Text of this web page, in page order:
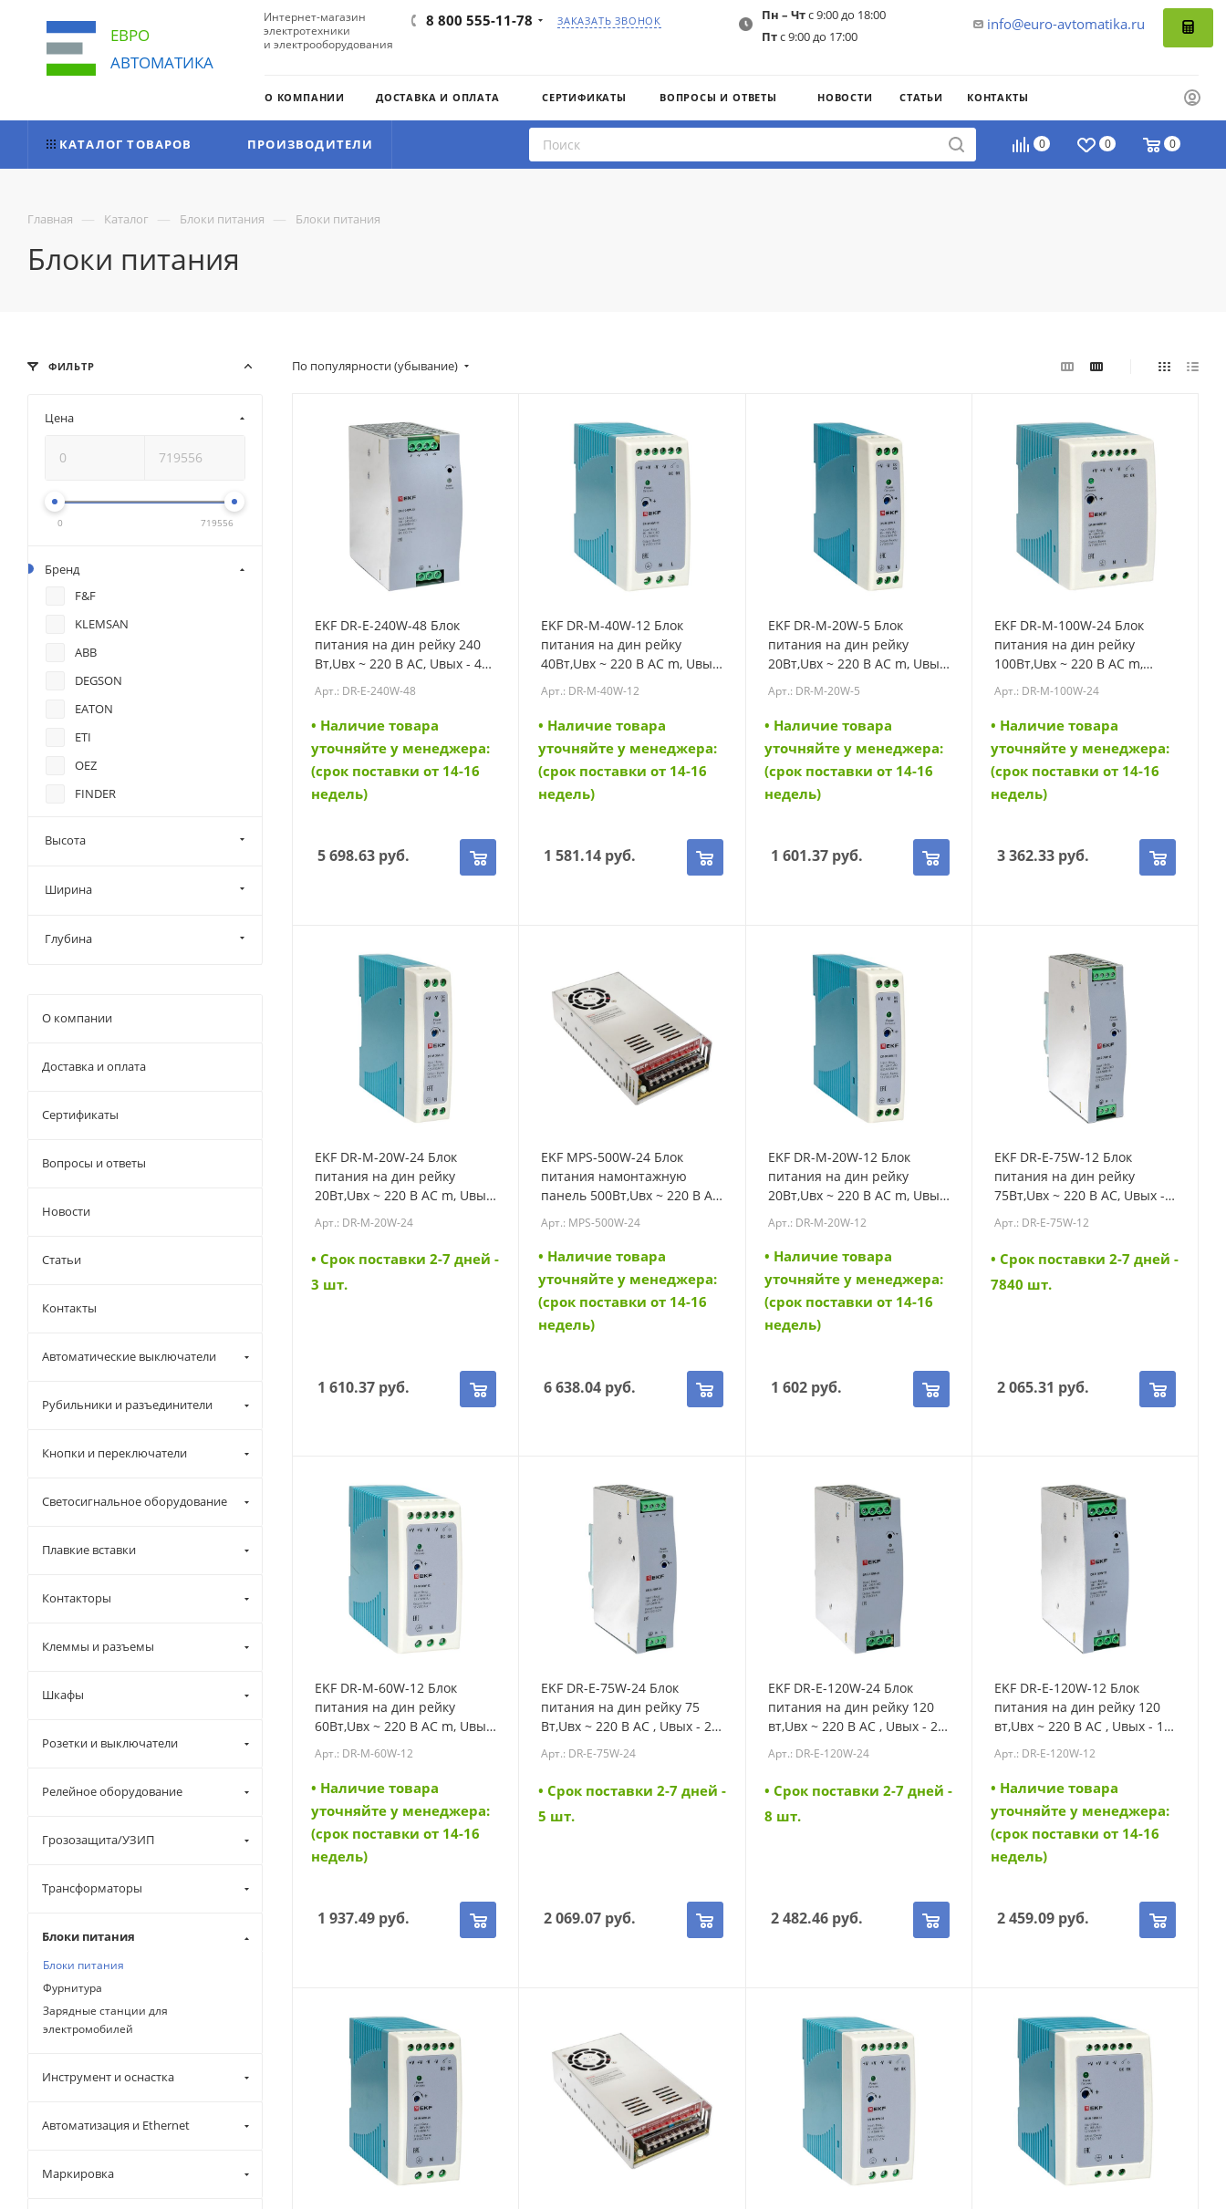
ЕВРО
АВТОМАТИКА
Интернет-магазин
электротехники
и электрооборудования
8 800 555-11-78 ЗАКАЗАТЬ ЗВОНОК info@euro-avtomatika.ru
Пн – Чтс 9:00 до 18:00
Птс 9:00 до 17:00
О КОМПАНИИ ДОСТАВКА И ОПЛАТА СЕРТИФИКАТЫ ВОПРОСЫ И ОТВЕТЫ НОВОСТИ СТАТЬИ КОНТАКТЫ
0 0 0
КАТАЛОГ ТОВАРОВ ПРОИЗВОДИТЕЛИ
Главная — Каталог — Блоки питания — Блоки питания
Блоки питания
По популярности (убывание)
EKF DR-E-240W-48 Блок
питания на дин рейку 240
Вт,Uвх ~ 220 В AC, Uвых - 48
В DC постоянного тока (DR-
E-240W-48)
Арт.: DR-E-240W-48
• Наличие товара
уточняйте у менеджера:
(срок поставки от 14-16
недель)
5 698.63 руб.
EKF DR-M-40W-12 Блок
питания на дин рейку
40Вт,Uвх ~ 220 В AC m, Uвых
- 12 В DC постоянного тока
(DR-M-40W-12)
Арт.: DR-M-40W-12
• Наличие товара
уточняйте у менеджера:
(срок поставки от 14-16
недель)
1 581.14 руб.
EKF DR-M-20W-5 Блок
питания на дин рейку
20Вт,Uвх ~ 220 В AC m, Uвых
- 5 В DC постоянного тока
(DR-M-20W-5)
Арт.: DR-M-20W-5
• Наличие товара
уточняйте у менеджера:
(срок поставки от 14-16
недель)
1 601.37руб.
EKF DR-M-100W-24 Блок
питания на дин рейку
100Вт,Uвх ~ 220 В AC m,
Uвых - 24 В DC постоянного
тока (DR-M-100W-24)
Арт.: DR-M-100W-24
• Наличие товара
уточняйте у менеджера:
(срок поставки от 14-16
недель)
3 362.33руб.
EKF DR-M-20W-24 Блок
питания на дин рейку
20Вт,Uвх ~ 220 В AC m, Uвых
(DR-M-20W-24)
Арт.: DR-M-20W-24
• Cрок поставки 2-7 дней -
3 шт.
1 610.37 руб.
EKF MPS-500W-24 Блок
питания намонтажную
панель 500Вт,Uвх ~ 220 В AC
постоянного тока (MPS-
500W-24)
Арт.: MPS-500W-24
• Наличие товара
уточняйте у менеджера:
(срок поставки от 14-16
недель)
6 638.04 руб.
EKF DR-M-20W-12 Блок
питания на дин рейку
20Вт,Uвх ~ 220 В AC m, Uвых
(DR-M-20W-12)
Арт.: DR-M-20W-12
• Наличие товара
уточняйте у менеджера:
(срок поставки от 14-16
недель)
1 602руб.
EKF DR-E-75W-12 Блок
питания на дин рейку
75Вт,Uвх ~ 220 В AC, Uвых -
(DR-E-75W-12)
Арт.: DR-E-75W-12
• Cрок поставки 2-7 дней -
7840 шт.
2 065.31 руб.
EKF DR-M-60W-12 Блок
питания на дин рейку
60Вт,Uвх ~ 220 В AC m, Uвых
- 12 В DC постоянного тока
(DR-M-60W-12)
Арт.: DR-M-60W-12
• Наличие товара
уточняйте у менеджера:
(срок поставки от 14-16
недель)
1 937.49 руб.
EKF DR-E-75W-24 Блок
питания на дин рейку 75
Вт,Uвх ~ 220 В AC , Uвых - 24
В DC постоянного тока (DR-
E-75W-24)
Арт.: DR-E-75W-24
• Cрок поставки 2-7 дней -
5 шт.
2 069.07 руб.
EKF DR-E-120W-24 Блок
питания на дин рейку 120
вт,Uвх ~ 220 В AC , Uвых - 24
В DC постоянного тока (DR-
E-120W-24)
Арт.: DR-E-120W-24
• Cрок поставки 2-7 дней -
8 шт.
2 482.46руб.
EKF DR-E-120W-12 Блок
питания на дин рейку 120
вт,Uвх ~ 220 В AC , Uвых - 12
В DC постоянного тока (DR-
E-120W-12)
Арт.: DR-E-120W-12
• Наличие товара
уточняйте у менеджера:
(срок поставки от 14-16
недель)
2 459.09руб.
ФИЛЬТР
Цена
0 719556
Бренд
F&F
KLEMSAN
ABB
DEGSON
EATON
ETI
OEZ
FINDER
DEKraft
MiWi
КЭАЗ
Schneider Electric
Высота
Ширина
Глубина
О компании
Доставка и оплата
Сертификаты
Вопросы и ответы
Новости
Статьи
Контакты
Автоматические выключатели
Рубильники и разъединители
Кнопки и переключатели
Светосигнальное оборудование
Плавкие вставки
Контакторы
Клеммы и разъемы
Шкафы
Розетки и выключатели
Релейное оборудование
Грозозащита/УЗИП
Трансформаторы
Блоки питания
Блоки питания
Фурнитура
Зарядные станции для
электромобилей
Инструмент и оснастка
Автоматизация и Ethernet
Маркировка